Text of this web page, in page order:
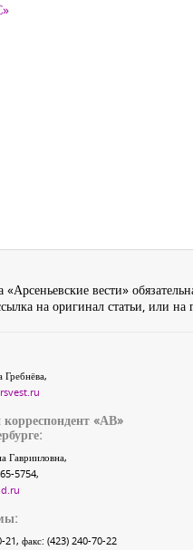
вести»
на оригинал статьи, или на
Гребнёва,
«АВ»
Гаврииловна,
5754,
21, факс: (423) 240-70-22